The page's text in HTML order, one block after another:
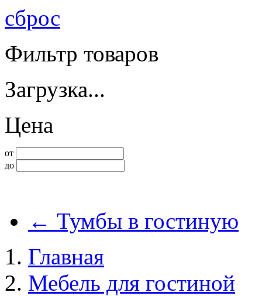
сброс
Фильтр товаров
Загрузка...
Цена
от
до
← Тумбы в гостиную
Главная
Мебель для гостиной